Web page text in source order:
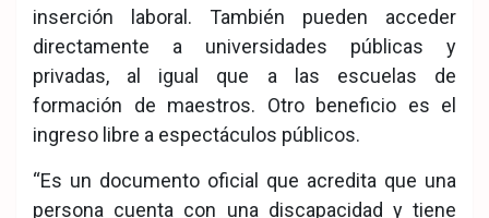
inserción laboral. También pueden acceder
directamente a universidades públicas y
privadas, al igual que a las escuelas de
formación de maestros. Otro beneficio es el
ingreso libre a espectáculos públicos.
“Es un documento oficial que acredita que una
persona cuenta con una discapacidad y tiene